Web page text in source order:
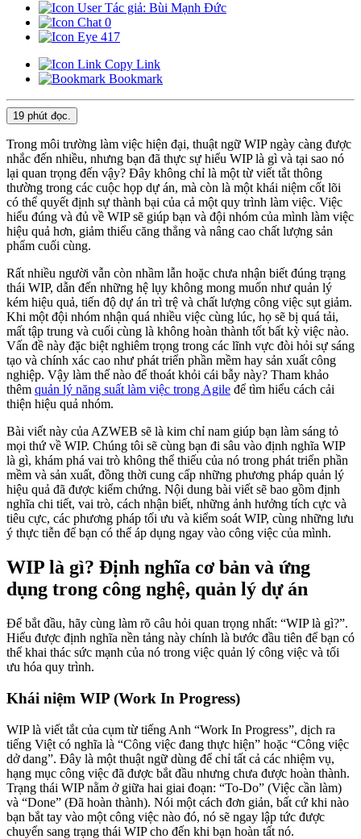
Tác giả: Bùi Mạnh Đức
0
417
Copy Link
Bookmark
19 phút đọc.
Trong môi trường làm việc hiện đại, thuật ngữ WIP ngày càng được
nhắc đến nhiều, nhưng bạn đã thực sự hiểu WIP là gì và tại sao nó
lại quan trọng đến vậy? Đây không chỉ là một từ viết tắt thông
thường trong các cuộc họp dự án, mà còn là một khái niệm cốt lõi
có thể quyết định sự thành bại của cả một quy trình làm việc. Việc
hiểu đúng và đủ về WIP sẽ giúp bạn và đội nhóm của mình làm việc
hiệu quả hơn, giảm thiểu căng thẳng và nâng cao chất lượng sản
phẩm cuối cùng.
Rất nhiều người vẫn còn nhầm lẫn hoặc chưa nhận biết đúng trạng
thái WIP, dẫn đến những hệ lụy không mong muốn như quản lý
kém hiệu quả, tiến độ dự án trì trệ và chất lượng công việc sụt giảm.
Khi một đội nhóm nhận quá nhiều việc cùng lúc, họ sẽ bị quá tải,
mất tập trung và cuối cùng là không hoàn thành tốt bất kỳ việc nào.
Vấn đề này đặc biệt nghiêm trọng trong các lĩnh vực đòi hỏi sự sáng
tạo và chính xác cao như phát triển phần mềm hay sản xuất công
nghiệp. Vậy làm thế nào để thoát khỏi cái bẫy này? Tham khảo
thêm quản lý năng suất làm việc trong Agile để tìm hiểu cách cải
thiện hiệu quả nhóm.
Bài viết này của AZWEB sẽ là kim chỉ nam giúp bạn làm sáng tỏ
mọi thứ về WIP. Chúng tôi sẽ cùng bạn đi sâu vào định nghĩa WIP
là gì, khám phá vai trò không thể thiếu của nó trong phát triển phần
mềm và sản xuất, đồng thời cung cấp những phương pháp quản lý
hiệu quả đã được kiểm chứng. Nội dung bài viết sẽ bao gồm định
nghĩa chi tiết, vai trò, cách nhận biết, những ảnh hưởng tích cực và
tiêu cực, các phương pháp tối ưu và kiểm soát WIP, cùng những lưu
ý thực tiễn để bạn có thể áp dụng ngay vào công việc của mình.
WIP là gì? Định nghĩa cơ bản và ứng
dụng trong công nghệ, quản lý dự án
Để bắt đầu, hãy cùng làm rõ câu hỏi quan trọng nhất: “WIP là gì?”.
Hiểu được định nghĩa nền tảng này chính là bước đầu tiên để bạn có
thể khai thác sức mạnh của nó trong việc quản lý công việc và tối
ưu hóa quy trình.
Khái niệm WIP (Work In Progress)
WIP là viết tắt của cụm từ tiếng Anh “Work In Progress”, dịch ra
tiếng Việt có nghĩa là “Công việc đang thực hiện” hoặc “Công việc
dở dang”. Đây là một thuật ngữ dùng để chỉ tất cả các nhiệm vụ,
hạng mục công việc đã được bắt đầu nhưng chưa được hoàn thành.
Trạng thái WIP nằm ở giữa hai giai đoạn: “To-Do” (Việc cần làm)
và “Done” (Đã hoàn thành). Nói một cách đơn giản, bất cứ khi nào
bạn bắt tay vào một công việc nào đó, nó sẽ ngay lập tức được
chuyển sang trạng thái WIP cho đến khi bạn hoàn tất nó.